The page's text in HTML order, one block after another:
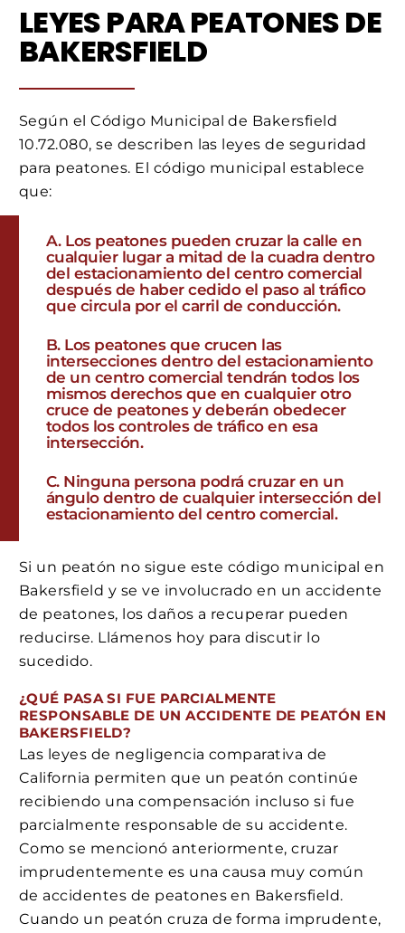
LEYES PARA PEATONES DE
BAKERSFIELD
Según el Código Municipal de Bakersfield
10.72.080, se describen las leyes de seguridad
para peatones. El código municipal establece
que:
Los peatones pueden cruzar la calle en
cualquier lugar a mitad de la cuadra dentro
del estacionamiento del centro comercial
después de haber cedido el paso al tráfico
que circula por el carril de conducción.
Los peatones que crucen las
intersecciones dentro del estacionamiento
de un centro comercial tendrán todos los
mismos derechos que en cualquier otro
cruce de peatones y deberán obedecer
todos los controles de tráfico en esa
intersección.
Ninguna persona podrá cruzar en un
ángulo dentro de cualquier intersección del
estacionamiento del centro comercial.
Si un peatón no sigue este código municipal en
Bakersfield y se ve involucrado en un accidente
de peatones, los daños a recuperar pueden
reducirse. Llámenos hoy para discutir lo
sucedido.
¿QUÉ PASA SI FUE PARCIALMENTE
RESPONSABLE DE UN ACCIDENTE DE PEATÓN EN
BAKERSFIELD?
Las leyes de negligencia comparativa de
California permiten que un peatón continúe
recibiendo una compensación incluso si fue
parcialmente responsable de su accidente.
Como se mencionó anteriormente, cruzar
imprudentemente es una causa muy común
de accidentes de peatones en Bakersfield.
Cuando un peatón cruza de forma imprudente,